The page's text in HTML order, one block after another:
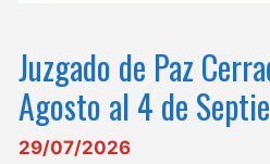
Juzgado de Paz
Agosto al 4 de
29/07/2026